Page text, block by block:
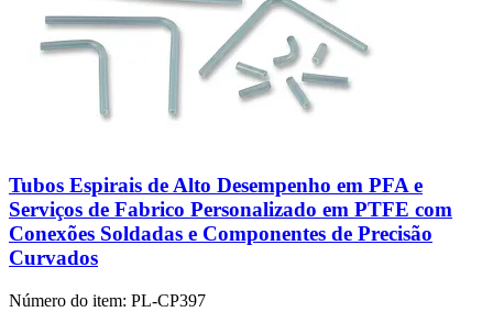
Tubos Espirais de Alto Desempenho em PFA e
Serviços de Fabrico Personalizado em PTFE com
Conexões Soldadas e Componentes de Precisão
Curvados
Número do item: PL-CP397